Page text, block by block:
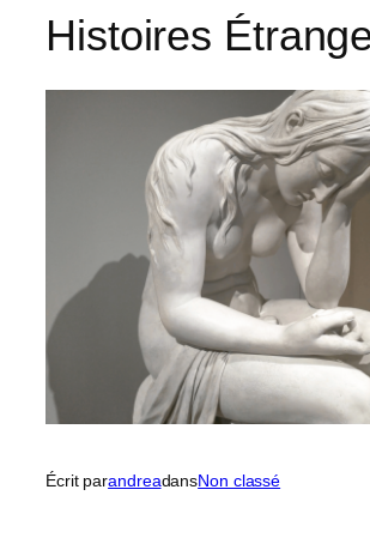
Histoires
Écrit parandreadansNon classé